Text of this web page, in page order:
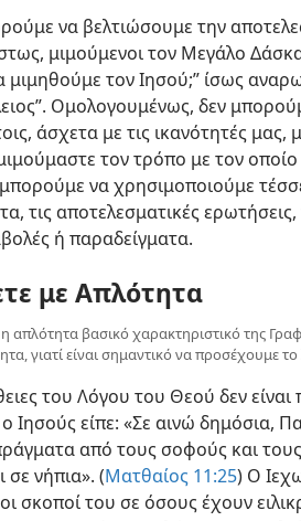
να βελτιώσουμε την
μιμούμενοι τον Μεγάλο
τον Ιησού;” ίσως
Ομολογουμένως, δεν
άσχετα με τις ικανότητές
τον τρόπο με τον
να χρησιμοποιούμε
τις αποτελεσματικές ερωτήσεις,
ή παραδείγματα.
με Απλότητα
η απλότητα βασικό χαρακτηριστικό της
γιατί είναι σημαντικό να προσέχουμε το
του Λόγου του Θεού δεν είναι
είπε: «Σε αινώ δημόσια,
από τους σοφούς και
σε νήπια». (Ματθαίος 11:25) Ο
σκοποί του σε όσους έχουν